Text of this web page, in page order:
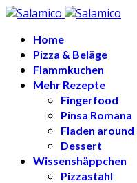
Home
Pizza & Beläge
Flammkuchen
Mehr Rezepte
Fingerfood
Pinsa Romana
Fladen
Dessert
Wissenshäppchen
Pizzastahl